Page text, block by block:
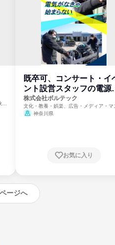
既卒可、コンサート・イ
ント設営スタッフの電源
門
株式会社ボルテック
文化・教養・娯楽、広告・メディア・マ
ミ、電力・ガス・水道・エネルギー
神奈川県
お気に入り
ージへ